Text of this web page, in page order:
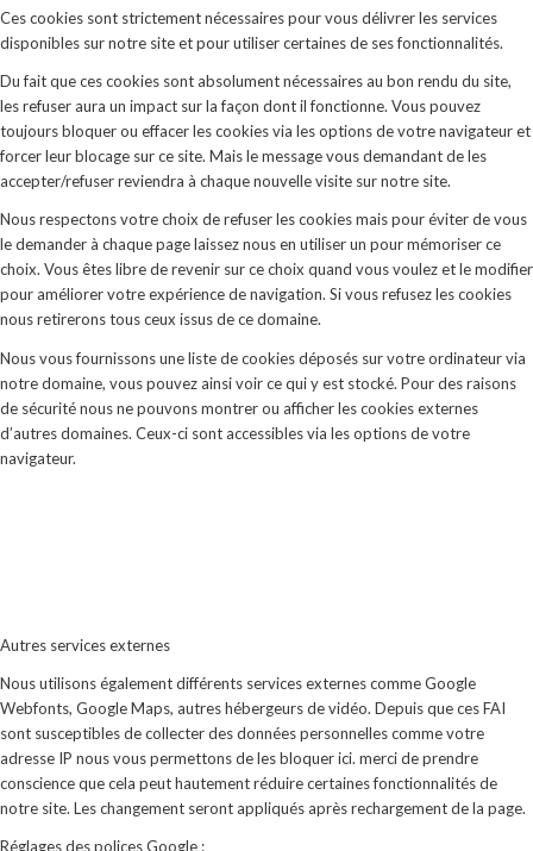
Ces cookies sont strictement nécessaires pour vous délivrer les services
disponibles sur notre site et pour utiliser certaines de ses fonctionnalités.
Du fait que ces cookies sont absolument nécessaires au bon rendu du site,
les refuser aura un impact sur la façon dont il fonctionne. Vous pouvez
toujours bloquer ou effacer les cookies via les options de votre navigateur et
forcer leur blocage sur ce site. Mais le message vous demandant de les
accepter/refuser reviendra à chaque nouvelle visite sur notre site.
Nous respectons votre choix de refuser les cookies mais pour éviter de vous
le demander à chaque page laissez nous en utiliser un pour mémoriser ce
choix. Vous êtes libre de revenir sur ce choix quand vous voulez et le modifier
pour améliorer votre expérience de navigation. Si vous refusez les cookies
nous retirerons tous ceux issus de ce domaine.
Nous vous fournissons une liste de cookies déposés sur votre ordinateur via
notre domaine, vous pouvez ainsi voir ce qui y est stocké. Pour des raisons
de sécurité nous ne pouvons montrer ou afficher les cookies externes
d’autres domaines. Ceux-ci sont accessibles via les options de votre
navigateur.
Autres services externes
Nous utilisons également différents services externes comme Google
Webfonts, Google Maps, autres hébergeurs de vidéo. Depuis que ces FAI
sont susceptibles de collecter des données personnelles comme votre
adresse IP nous vous permettons de les bloquer ici. merci de prendre
conscience que cela peut hautement réduire certaines fonctionnalités de
notre site. Les changement seront appliqués après rechargement de la page.
Réglages des polices Google :